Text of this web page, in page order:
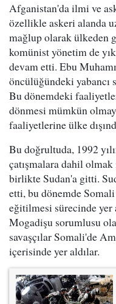
Afganistan'da ilmi ve
özellikle askeri alanda
mağlup olarak ülkeden
komünist yönetim de
devam etti. Ebu
öncülüğündeki yabancı
Bu dönemdeki
dönmesi mümkün
faaliyetlerine ülke
Bu doğrultuda, 1992
çatışmalara dahil
birlikte Sudan'a gitti.
etti, bu dönemde
eğitilmesi sürecinde
Mogadişu sorumlusu
savaşçılar Somali'de
içerisinde yer aldılar.